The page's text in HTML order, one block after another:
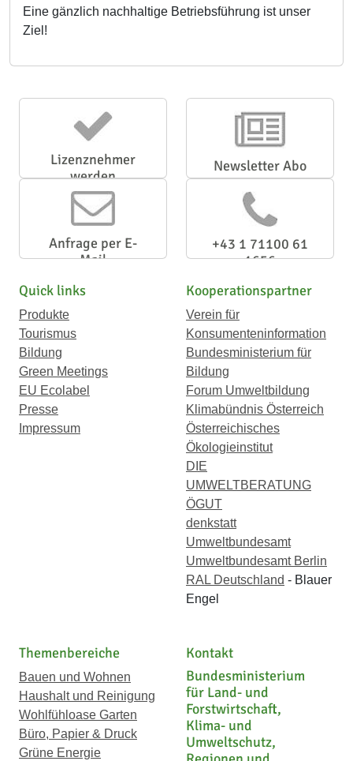
Eine gänzlich nachhaltige Betriebsführung ist unser
Ziel!
Lizenznehmer
werden
Newsletter Abo
Anfrage per E-
Mail
+43 1 71100 61
1656
Quick links
Produkte
Tourismus
Bildung
Green Meetings
EU Ecolabel
Presse
Impressum
Kooperationspartner
Verein für
Konsumenteninformation
Bundesministerium für
Bildung
Forum Umweltbildung
Klimabündnis Österreich
Österreichisches
Ökologieinstitut
DIE
UMWELTBERATUNG
ÖGUT
denkstatt
Umweltbundesamt
Umweltbundesamt Berlin
RAL Deutschland - Blauer
Engel
Themenbereiche
Bauen und Wohnen
Haushalt und Reinigung
Wohlfühloase Garten
Büro, Papier & Druck
Grüne Energie
Kontakt
Bundesministerium
für Land- und
Forstwirtschaft,
Klima- und
Umweltschutz,